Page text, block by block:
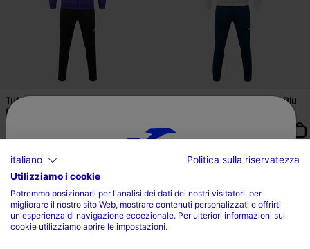
Tuta Uomo Winner IV Viola
Bianco
15 Colores
5 su 5 valutazione dei clienti
Tuta Uomo Winner IV Grigio Blu
54,99 €
15 Colores
3,6 su 5 valutazione dei clienti
Scegli il tuo paese e la tua lingua
Paese
italiano
Politica sulla riservatezza
Utilizziamo i cookie
Potremmo posizionarli per l'analisi dei dati dei nostri visitatori, per
migliorare il nostro sito Web, mostrare contenuti personalizzati e offrirti
un'esperienza di navigazione eccezionale. Per ulteriori informazioni sui
cookie utilizziamo aprire le impostazioni.